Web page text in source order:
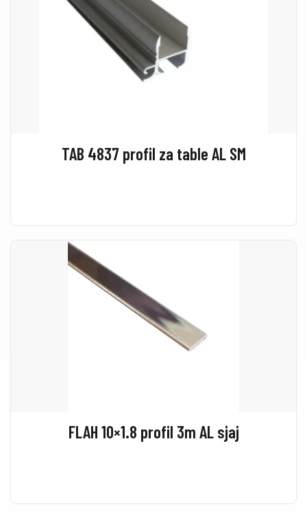
TAB 4837 profil za table AL SM
FLAH 10×1.8 profil 3m AL sjaj